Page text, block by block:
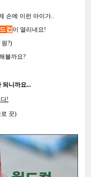
손에 이런 아이가..
컵 이 열리네요!
?)
볼까요?
되니까요...
!
끗)